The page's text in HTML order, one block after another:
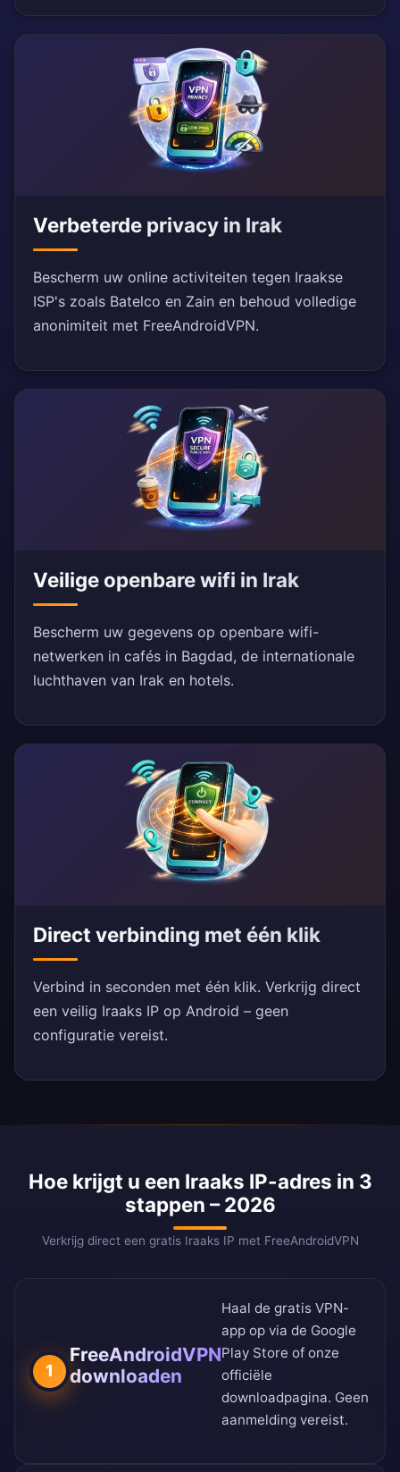
Verbeterde privacy in Irak
Bescherm uw online activiteiten tegen Iraakse
ISP's zoals Batelco en Zain en behoud volledige
anonimiteit met FreeAndroidVPN.
Veilige openbare wifi in Irak
Bescherm uw gegevens op openbare wifi-
netwerken in cafés in Bagdad, de internationale
luchthaven van Irak en hotels.
Direct verbinding met één klik
Verbind in seconden met één klik. Verkrijg direct
een veilig Iraaks IP op Android – geen
configuratie vereist.
Hoe krijgt u een Iraaks IP-adres in 3
stappen – 2026
Verkrijg direct een gratis Iraaks IP met FreeAndroidVPN
1
FreeAndroidVPN
downloaden
Haal de gratis VPN-
app op via de Google
Play Store of onze
officiële
downloadpagina. Geen
aanmelding vereist.